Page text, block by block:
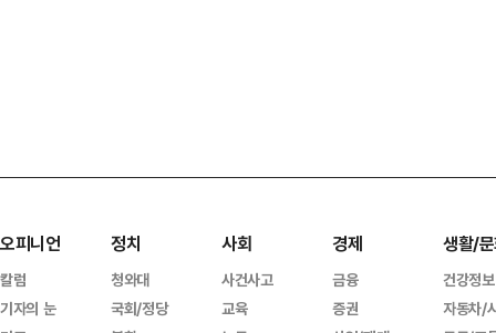
오피니언
칼럼
기자의 눈
정치
청와대
국회/정당
사회
사건사고
교육
경제
금융
증권
생활/
건강정보
자동차/